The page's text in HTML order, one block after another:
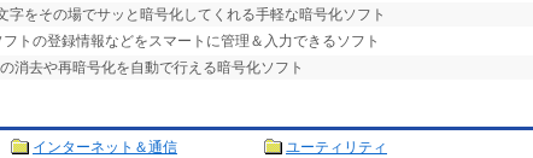
字をその場でサッと暗号化してくれる手軽な暗号化ソフト
トの登録情報などをスマートに管理＆入力できるソフト
消去や再暗号化を自動で行える暗号化ソフト
インターネット＆通信
ユーティリティ